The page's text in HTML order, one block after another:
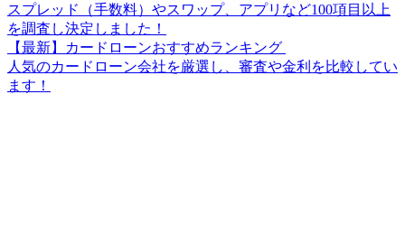
スプレッド（手数料）やスワップ、アプリなど100項目以上
を調査し決定しました！
【最新】カードローンおすすめランキング
人気のカードローン会社を厳選し、審査や金利を比較してい
ます！